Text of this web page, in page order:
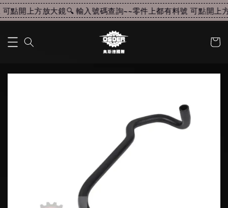
點開上方放大鏡🔍 輸入號碼查詢~~零件上都有料號 可點開上